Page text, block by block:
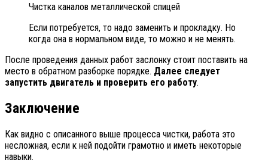
Чистка каналов металлической спицей
Если потребуется, то надо заменить и прокладку. Но
когда она в нормальном виде, то можно и не менять.
После проведения данных работ заслонку стоит поставить на
место в обратном разборке порядке. Далее следует
запустить двигатель и проверить его работу.
Заключение
Как видно с описанного выше процесса чистки, работа это
несложная, если к ней подойти грамотно и иметь некоторые
навыки.